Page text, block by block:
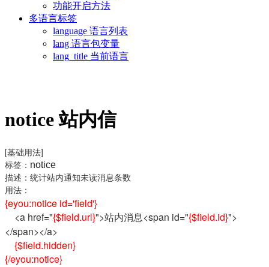
功能开启方法
多语言标签
language 语言列表
lang 语言包变量
lang_title 当前语言
notice 站内信
[基础用法]
标签： notice
描述：统计站内通知未读消息条数
用法：
{eyou:notice id='field'}
<a href="{$field.url}">站内消息<span id="{$field.id}">
</span></a>
{$field.hidden}
{/eyou:notice}